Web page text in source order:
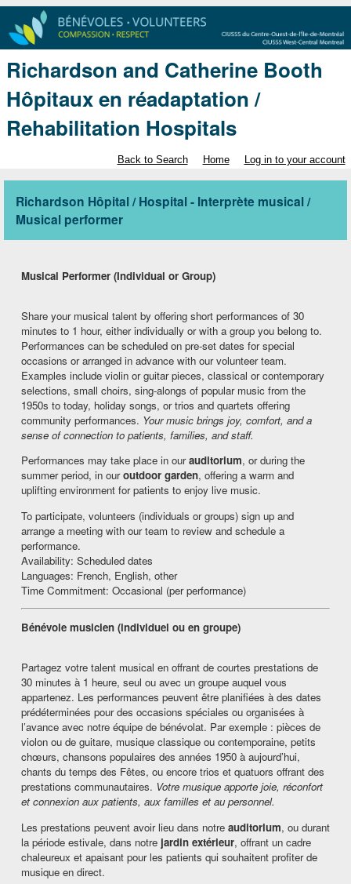
Richardson and Catherine Booth
Hôpitaux en réadaptation /
Rehabilitation Hospitals
Back to Search Home Log in to your account
Richardson Hôpital / Hospital - Interprète musical /
Musical performer
Musical Performer (Individual or Group)
Share your musical talent by offering short performances of 30
minutes to 1 hour, either individually or with a group you belong to.
Performances can be scheduled on pre‑set dates for special
occasions or arranged in advance with our volunteer team.
Examples include violin or guitar pieces, classical or contemporary
selections, small choirs, sing‑alongs of popular music from the
1950s to today, holiday songs, or trios and quartets offering
community performances. Your music brings joy, comfort, and a
sense of connection to patients, families, and staff.
Performances may take place in ourauditorium, or during the
summer period, in ouroutdoor garden, offering a warm and
uplifting environment for patients to enjoy live music.
To participate, volunteers (individuals or groups) sign up and
arrange a meeting with our team to review and schedule a
performance.
Availability: Scheduled dates
Languages: French, English, other
Time Commitment: Occasional (per performance)
Bénévole musicien (individuel ou en groupe)
Partagez votre talent musical en offrant de courtes prestations de
30 minutes à 1 heure, seul ou avec un groupe auquel vous
appartenez. Les performances peuvent être planifiées à des dates
prédéterminées pour des occasions spéciales ou organisées à
l’avance avec notre équipe de bénévolat. Par exemple : pièces de
violon ou de guitare, musique classique ou contemporaine, petits
chœurs, chansons populaires des années 1950 à aujourd’hui,
chants du temps des Fêtes, ou encore trios et quatuors offrant des
prestations communautaires. Votre musique apporte joie, réconfort
et connexion aux patients, aux familles et au personnel.
Les prestations peuvent avoir lieu dans notre auditorium, ou durant
la période estivale, dans notre jardin extérieur, offrant un cadre
chaleureux et apaisant pour les patients qui souhaitent profiter de
musique en direct.